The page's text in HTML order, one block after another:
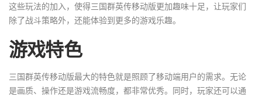
这些玩法的加入，使得三国群英传移动版更加趣味十足，让玩家们
除了战斗策略外，还能体验到更多的游戏乐趣。
游戏特色
三国群英传移动版最大的特色就是照顾了移动端用户的需求。无论
是画质、操作还是游戏流畅度，都非常优秀。同时，玩家还可以通